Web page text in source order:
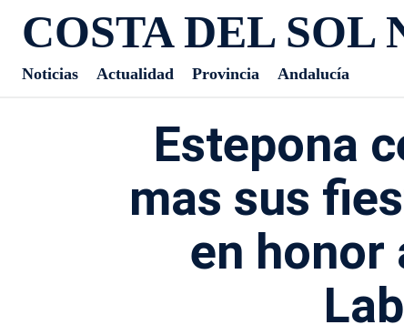
COSTA DEL SOL
Noticias Actualidad Provincia Andalucía
Estepona
mas sus
en honor